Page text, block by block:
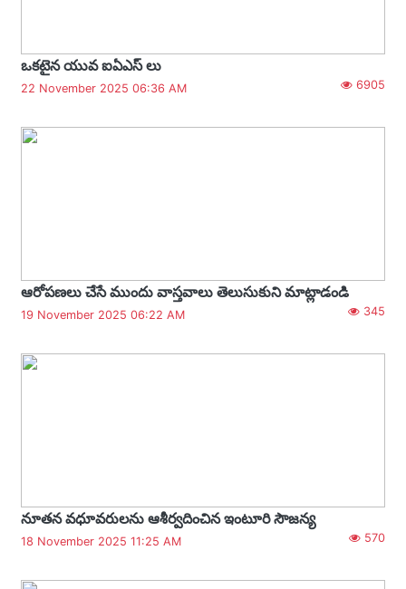
ఒకటైన యువ ఐఏఎస్ లు
22 November 2025 06:36 AM 6905
ఆరోపణలు చేసే ముందు వాస్తవాలు తెలుసుకుని మాట్లాడండి
19 November 2025 06:22 AM 345
నూతన వధూవరులను ఆశీర్వదించిన ఇంటూరి సౌజన్య
18 November 2025 11:25 AM 570